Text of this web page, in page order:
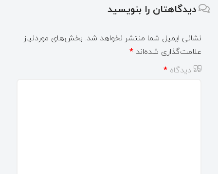
دیدگاهتان را بنویسید
نشانی ایمیل شما منتشر نخواهد شد. بخش‌های موردنیاز
علامت‌گذاری شده‌اند *
دیدگاه *